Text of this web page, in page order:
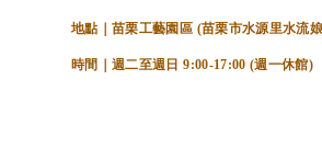
地點｜苗栗工藝園區 (苗栗市水源里水流
時間｜週二至週日 9:00-17:00 (週一休館)